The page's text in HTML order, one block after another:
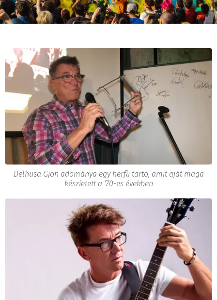
Delhusa Gjon adománya egy herfli tartó, amit aját maga
készíetett a '70-es években